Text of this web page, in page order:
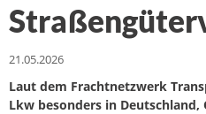
21.05.2026
Laut dem Frachtnetzwerk
Lkw besonders in Deutschland,